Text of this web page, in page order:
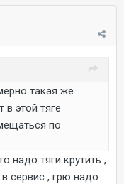
такая же
в этой тяге
по
надо тяги крутить ,
сервис , грю надо